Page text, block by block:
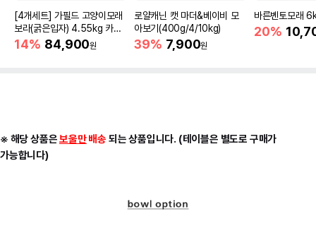
[4개세트] 가필드 고양이모래
보라(굵은입자) 4.55kg 카사
바모래
14% 84,900원
로얄캐닌 캣 마더&베이비 모
아보기(400g/4/10kg)
39% 7,900원
바른벤토모래
20%
※ 해당 상품은보울만배송 되는 상품입니다. (테이블은 별도로 구매가
가능합니다)